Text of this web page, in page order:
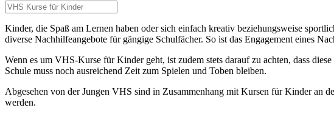
Kinder, die Spaß am Lernen haben oder sich einfach kreativ beziehungsweise
diverse Nachhilfeangebote für gängige Schulfächer. So ist das Engagement eines
Wenn es um VHS-Kurse für Kinder geht, ist zudem stets darauf zu achten, dass
Schule muss noch ausreichend Zeit zum Spielen und Toben bleiben.
Abgesehen von der Jungen VHS sind in Zusammenhang mit Kursen für Kinder an
werden.